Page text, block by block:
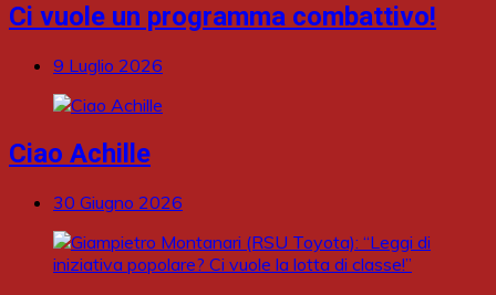
Ci vuole un programma combattivo!
9 Luglio 2026
Ciao Achille
30 Giugno 2026